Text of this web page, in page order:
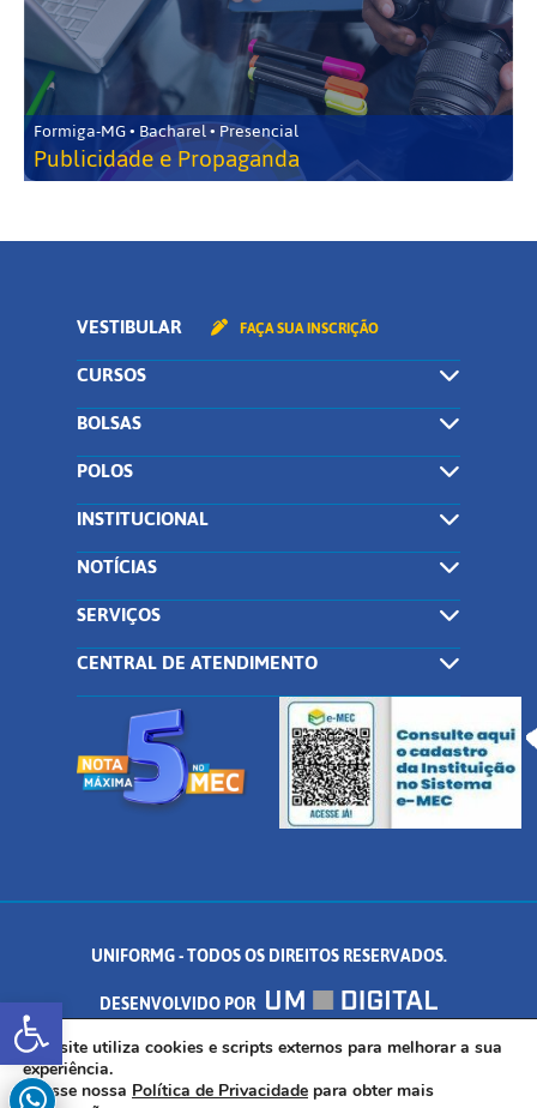
Abrir a barra de ferramentas
Formiga-MG • Bacharel • Presencial
Publicidade e Propaganda
VESTIBULAR FAÇA SUA INSCRIÇÃO
CURSOS
BOLSAS
POLOS
INSTITUCIONAL
NOTÍCIAS
SERVIÇOS
CENTRAL DE ATENDIMENTO
UNIFORMG - TODOS OS DIREITOS RESERVADOS.
DESENVOLVIDO POR
AV. DR. ARNALDO DE SENNA, 328 - PALMEIRAS, FORMIGA/MG - CEP:
35.574.530
Este site utiliza cookies e scripts externos para melhorar a sua
experiência.
Acesse nossa Política de Privacidade para obter mais